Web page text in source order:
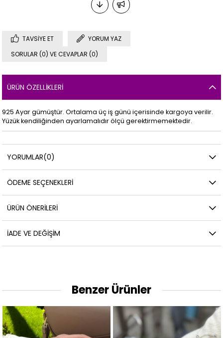
TAVSIYE ET
YORUM YAZ
SORULAR (0) VE CEVAPLAR (0)
ÜRÜN ÖZELLIKLERI
925 Ayar gümüştür. Ortalama üç iş günü içerisinde kargoya verilir.
Yüzük kendiliğinden ayarlamalıdır ölçü gerektirmemektedir.
YORUMLAR(0)
ÖDEME SEÇENEKLERI
ÜRÜN ÖNERILERI
İADE VE DEĞIŞIM
Benzer Ürünler